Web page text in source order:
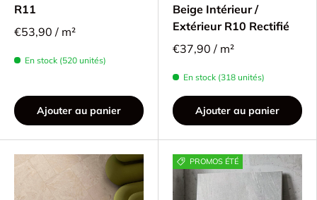
R11
€53,90 / m²
En stock (520 unités)
Ajouter au panier
Beige Intérieur /
Extérieur R10 Rectifié
€37,90 / m²
En stock (318 unités)
Ajouter au panier
PROMOS ÉTÉ